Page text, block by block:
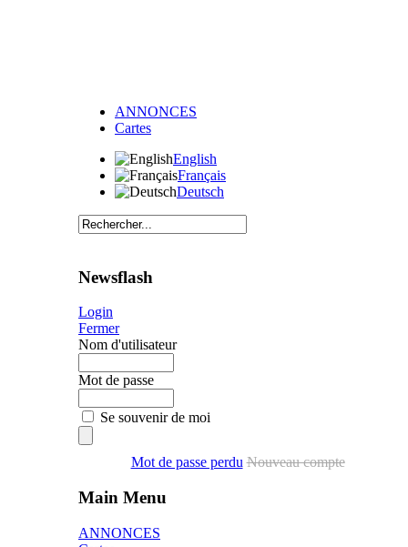
ANNONCES
Cartes
English
Français
Deutsch
Newsflash
Login
Fermer
Nom d'utilisateur
Mot de passe
Se souvenir de moi
Mot de passe perdu Nouveau compte
Main Menu
ANNONCES